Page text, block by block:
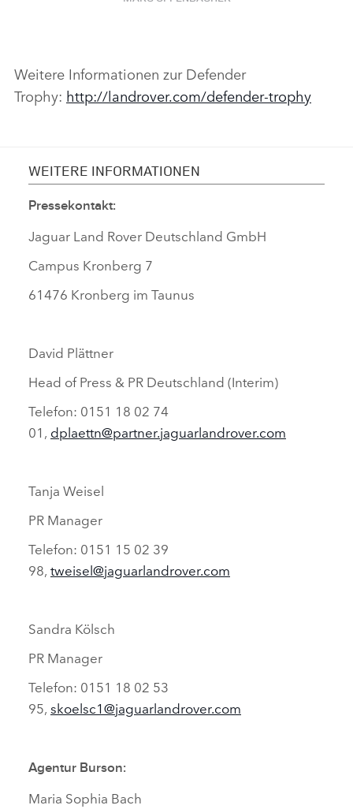
Weitere Informationen zur Defender
Trophy: http://landrover.com/defender‑trophy
WEITERE INFORMATIONEN
Pressekontakt:
Jaguar Land Rover Deutschland GmbH
Campus Kronberg 7
61476 Kronberg im Taunus
David Plättner
Head of Press & PR Deutschland (Interim)
Telefon: 0151 18 02 74
01, dplaettn@partner.jaguarlandrover.com
Tanja Weisel
PR Manager
Telefon: 0151 15 02 39
98, tweisel@jaguarlandrover.com
Sandra Kölsch
PR Manager
Telefon: 0151 18 02 53
95, skoelsc1@jaguarlandrover.com
Agentur Burson:
Maria Sophia Bach